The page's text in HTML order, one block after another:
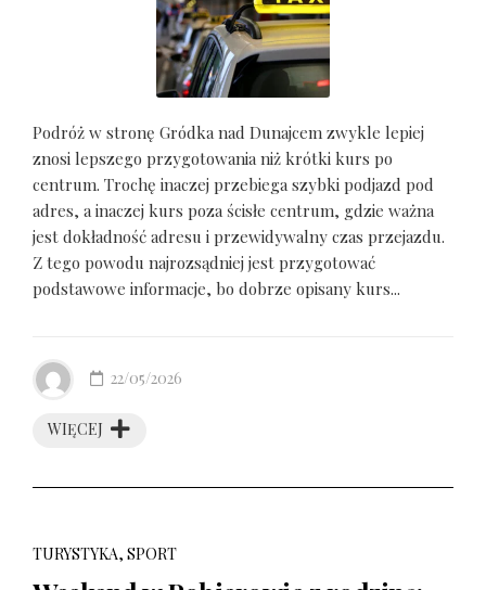
Podróż w stronę Gródka nad Dunajcem zwykle lepiej
znosi lepszego przygotowania niż krótki kurs po
centrum. Trochę inaczej przebiega szybki podjazd pod
adres, a inaczej kurs poza ścisłe centrum, gdzie ważna
jest dokładność adresu i przewidywalny czas przejazdu.
Z tego powodu najrozsądniej jest przygotować
podstawowe informacje, bo dobrze opisany kurs...
WIĘCEJ
22/05/2026
TURYSTYKA, SPORT